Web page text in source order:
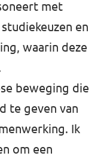
met
en
waarin deze
beweging die
te geven van
Ik
om een